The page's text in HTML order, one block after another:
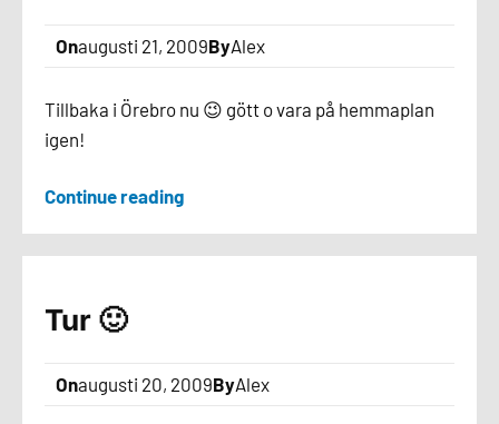
Onaugusti 21, 2009ByAlex
Tillbaka i Örebro nu 😉 gött o vara på hemmaplan
igen!
Continue reading
Tur 🙂
Onaugusti 20, 2009ByAlex